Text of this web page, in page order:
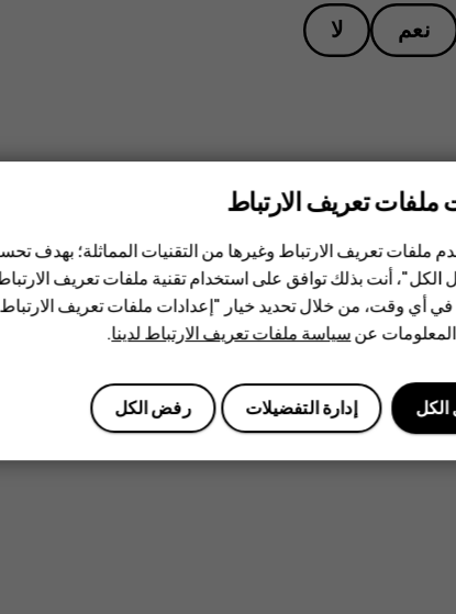
نعم لا
ملفات تعريف الارتباط
ملفات تعريف الارتباط وغيرها من التقنيات المماثلة؛ بهدف
أنت بذلك توافق على استخدام تقنية ملفات تعريف
في أي وقت، من خلال تحديد خيار "إعدادات ملفات تعريف
عنسياسة ملفات تعريف الارتباط لدينا.
رفض الكل إدارة التفضيلات الكل